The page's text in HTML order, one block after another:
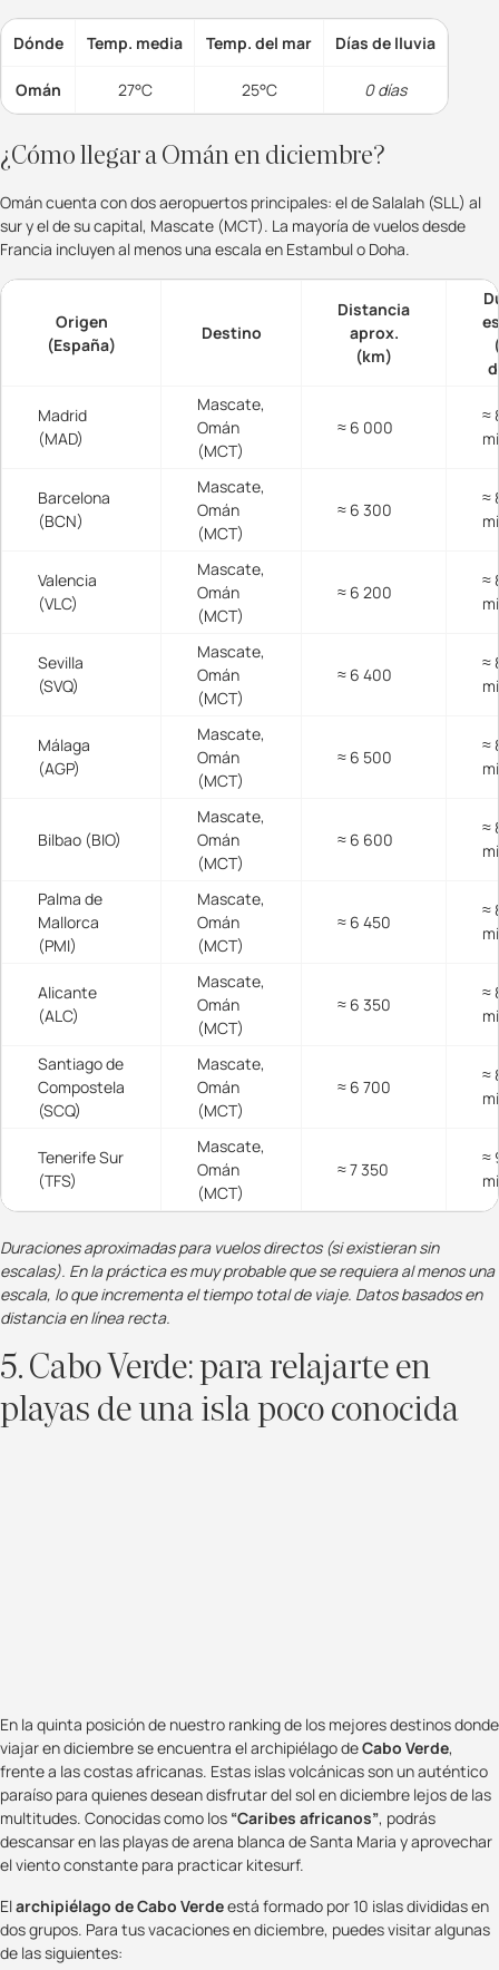
Dónde Temp. media Temp. del mar Días de lluvia
Omán 27°C 25°C 0 días
¿Cómo llegar a Omán en diciembre?
Omán cuenta con dos aeropuertos principales: el de Salalah (SLL) al
sur y el de su capital, Mascate (MCT). La mayoría de vuelos desde
Francia incluyen al menos una escala en Estambul o Doha.
Origen
(España)
Destino
Distancia
aprox.
(km)
Madrid
(MAD)
Mascate,
Omán
(MCT)
≈ 6 000
≈
Barcelona
(BCN)
Mascate,
Omán
(MCT)
≈ 6 300
≈
Valencia
(VLC)
Mascate,
Omán
(MCT)
≈ 6 200
≈
Sevilla
(SVQ)
Mascate,
Omán
(MCT)
≈ 6 400
≈
Málaga
(AGP)
Mascate,
Omán
(MCT)
≈ 6 500
≈
Bilbao (BIO)
Mascate,
Omán
(MCT)
≈ 6 600
≈
Palma de
Mallorca
(PMI)
Mascate,
Omán
(MCT)
≈ 6 450
≈
Alicante
(ALC)
Mascate,
Omán
(MCT)
≈ 6 350
≈
Santiago de
Compostela
(SCQ)
Mascate,
Omán
(MCT)
≈ 6 700
≈
Tenerife Sur
(TFS)
Mascate,
Omán
(MCT)
≈ 7 350
≈
Duraciones aproximadas para vuelos directos (si existieran sin
escalas). En la práctica es muy probable que se requiera al menos una
escala, lo que incrementa el tiempo total de viaje. Datos basados en
distancia en línea recta.
5. Cabo Verde: para relajarte en
playas de una isla poco conocida
En la quinta posición de nuestro ranking de los mejores destinos donde
viajar en diciembre se encuentra el archipiélago deCabo Verde,
frente a las costas africanas. Estas islas volcánicas son un auténtico
paraíso para quienes desean disfrutar del sol en diciembre lejos de las
multitudes. Conocidas como los “Caribes africanos”, podrás
descansar en las playas de arena blanca de Santa Maria y aprovechar
el viento constante para practicar kitesurf.
Elarchipiélago de Cabo Verdeestá formado por 10 islas divididas en
dos grupos. Para tus vacaciones en diciembre, puedes visitar algunas
de las siguientes: